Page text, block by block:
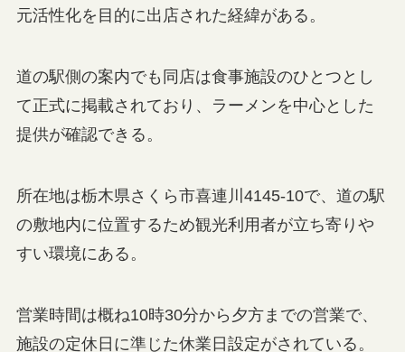
元活性化を目的に出店された経緯がある。
道の駅側の案内でも同店は食事施設のひとつとし
て正式に掲載されており、ラーメンを中心とした
提供が確認できる。
所在地は栃木県さくら市喜連川4145-10で、道の駅
の敷地内に位置するため観光利用者が立ち寄りや
すい環境にある。
営業時間は概ね10時30分から夕方までの営業で、
施設の定休日に準じた休業日設定がされている。